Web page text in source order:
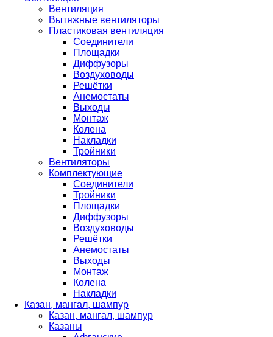
Вентиляция
Вытяжные вентиляторы
Пластиковая вентиляция
Соединители
Площадки
Диффузоры
Воздуховоды
Решётки
Анемостаты
Выходы
Монтаж
Колена
Накладки
Тройники
Вентиляторы
Комплектующие
Соединители
Тройники
Площадки
Диффузоры
Воздуховоды
Решётки
Анемостаты
Выходы
Монтаж
Колена
Накладки
Казан, мангал, шампур
Казан, мангал, шампур
Казаны